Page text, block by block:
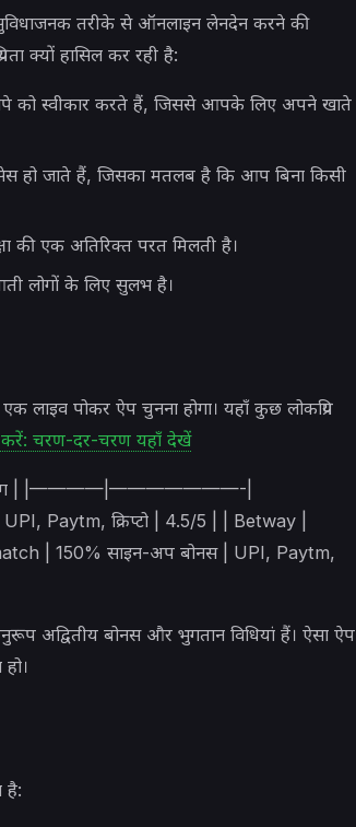
सुविधाजनक तरीके से ऑनलाइन लेनदेन करने की
क्यों हासिल कर रही है:
को स्वीकार करते हैं, जिससे आपके लिए अपने खाते
हो जाते हैं, जिसका मतलब है कि आप बिना किसी
की एक अतिरिक्त परत मिलती है।
लोगों के लिए सुलभ है।
पोकर ऐप चुनना होगा। यहाँ कुछ लोकप्रिय
करें: चरण-दर-चरण यहाँ देखें
रेटिंग | |————|———————-|
क्रिप्टो | 4.5/5 | | Betway |
| 150% साइन-अप बोनस | UPI, Paytm,
अद्वितीय बोनस और भुगतान विधियां हैं। ऐसा ऐप
है: